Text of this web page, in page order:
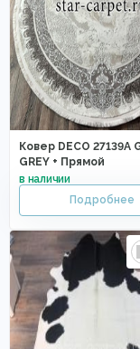
Ковер DECO 27139A
GREY + Прямой